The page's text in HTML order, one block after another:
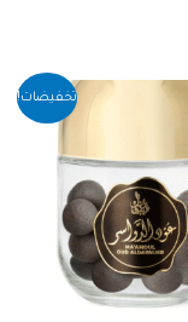
تخفيضات!
السعر
EGP1,800.00.
السعر
الحالي